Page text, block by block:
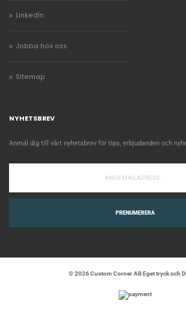
LinkedIn
Jobba hos oss
Sitemap
NYHETSBREV
Anmäl dig till vårt nyhetsbrev för tips, erbjudanden och
PRENUMERERA
© 2026 Custom Corner AB Eget tryck och